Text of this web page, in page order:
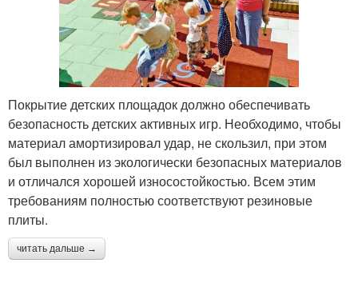
Покрытие детских площадок должно обеспечивать
безопасность детских активных игр. Необходимо, чтобы
материал амортизировал удар, не скользил, при этом
был выполнен из экологически безопасных материалов
и отличался хорошей износостойкостью. Всем этим
требованиям полностью соответствуют резиновые
плиты.
читать дальше →